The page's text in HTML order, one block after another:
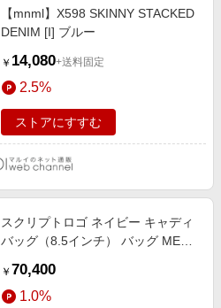
【mnml】X598 SKINNY STACKED
DENIM [I] ブルー
￥ 14,080+送料固定
2.5%
ストアにすすむ
スクリプトロゴ ネイビー キャディ
バッグ（8.5インチ） バッグ MEN
￥ 70,400
1.0%